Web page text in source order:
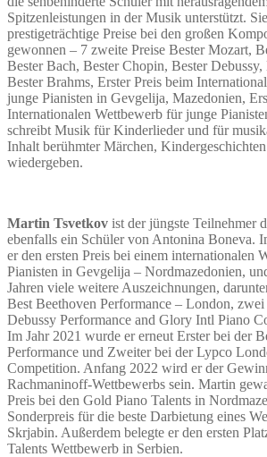
Spitzenleistungen in der Musik unterstützt.
prestigeträchtige Preise bei den großen
gewonnen – 7 zweite Preise Bester Mozart,
Bester Bach, Bester Chopin, Bester
Bester Brahms, Erster Preis beim
junge Pianisten in Gevgelija, Mazedonien,
Internationalen Wettbewerb für junge
schreibt Musik für Kinderlieder und für
Inhalt berühmter Märchen,
wiedergeben.
Martin Tsvetkov ist der jüngste Teilnehmer
ebenfalls ein Schüler von Antonina Boneva.
er den ersten Preis bei einem internationalen
Pianisten in Gevgelija – Nordmazedonien,
Jahren viele weitere Auszeichnungen,
Best Beethoven Performance – London, zwei
Debussy Performance and Glory Intl Piano
Im Jahr 2021 wurde er erneut Erster bei der
Performance und Zweiter bei der Lypco
Competition. Anfang 2022 wird er der
Rachmaninoff-Wettbewerbs sein. Martin
Preis bei den Gold Piano Talents in
Sonderpreis für die beste Darbietung eines
Skrjabin. Außerdem belegte er den ersten
Talents Wettbewerb in Serbien.